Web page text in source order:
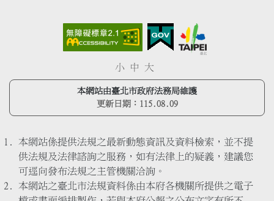
小 中 大
本網站由臺北市政府法務局維護
更新日期： 115.08.09
本網站係提供法規之最新動態資訊及資料檢索，並不提
供法規及法律諮詢之服務，如有法律上的疑義，建議您
可逕向發布法規之主管機關洽詢。
本網站之臺北市法規資料係由本府各機關所提供之電子